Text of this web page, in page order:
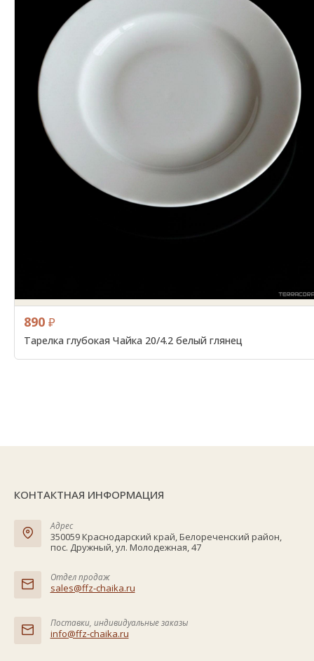
890 ₽
Тарелка глубокая Чайка 20/4.2 белый глянец
КОНТАКТНАЯ ИНФОРМАЦИЯ
Адрес
350059 Краснодарский край, Белореченский район,
пос. Дружный, ул. Молодежная, 47
Отдел продаж
sales@ffz-chaika.ru
Поставки, индивидуальные заказы
info@ffz-chaika.ru